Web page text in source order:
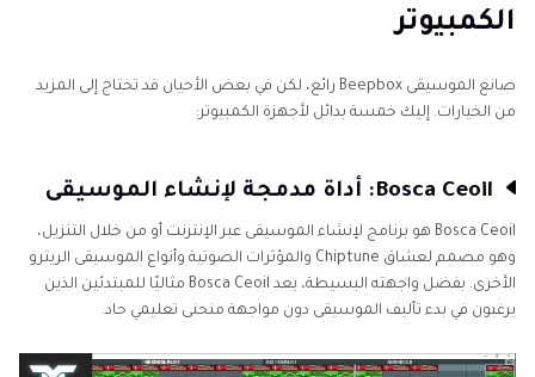
الكمبيوتر
صانع الموسيقى Beepbox رائع، لكن في بعض الأحيان قد تحتاج إلى المزيد
من الخيارات. إليك خمسة بدائل لأجهزة الكمبيوتر:
Bosca Ceoil هو برنامج لإنشاء الموسيقى عبر الإنترنت أو من خلال التنزيل،
وهو مصمم لعشاق Chiptune والمؤثرات الصوتية وأنواع الموسيقى الريترو
الأخرى. بفضل واجهته البسيطة، يعد Bosca Ceoil مثاليًا للمبتدئين الذين
يرغبون في بدء تأليف الموسيقى دون مواجهة منحنى تعليمي حاد.